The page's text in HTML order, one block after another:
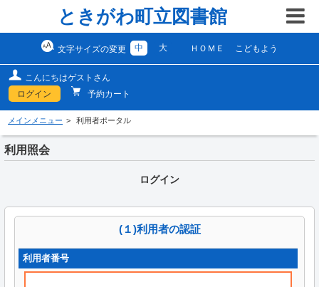
ときがわ町立図書館
文字サイズの変更 中 大 ＨＯＭＥ こどもよう
こんにちはゲストさん
ログイン
予約カート
メインメニュー 利用者ポータル
利用照会
ログイン
(１)利用者の認証
利用者番号